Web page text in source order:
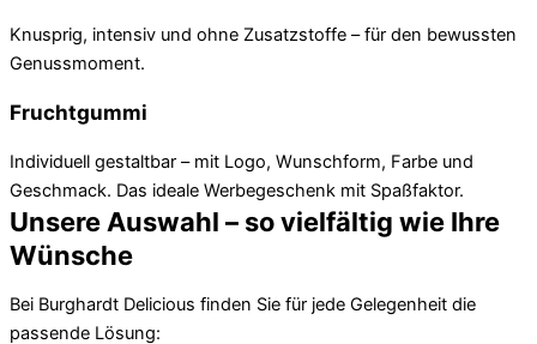
Knusprig, intensiv und ohne Zusatzstoffe – für den bewussten
Genussmoment.
Fruchtgummi
Individuell gestaltbar – mit Logo, Wunschform, Farbe und
Geschmack. Das ideale Werbegeschenk mit Spaßfaktor.
Unsere Auswahl – so vielfältig wie Ihre
Wünsche
Bei Burghardt Delicious finden Sie für jede Gelegenheit die
passende Lösung: